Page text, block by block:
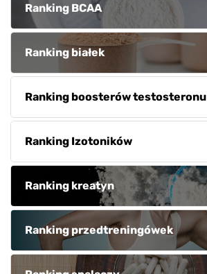
Ranking BCAA
Ranking białek
Ranking boosterów testosteronu
Ranking Izotoników
Ranking kreatyn
Ranking przedtreningówek